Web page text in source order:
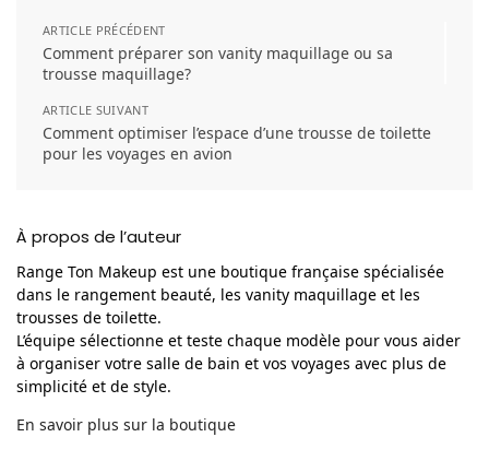
ARTICLE PRÉCÉDENT
Comment préparer son vanity maquillage ou sa
trousse maquillage?
ARTICLE SUIVANT
Comment optimiser l’espace d’une trousse de toilette
pour les voyages en avion
À propos de l’auteur
Range Ton Makeup est une boutique française spécialisée
dans le rangement beauté, les vanity maquillage et les
trousses de toilette.
L’équipe sélectionne et teste chaque modèle pour vous aider
à organiser votre salle de bain et vos voyages avec plus de
simplicité et de style.
En savoir plus sur la boutique